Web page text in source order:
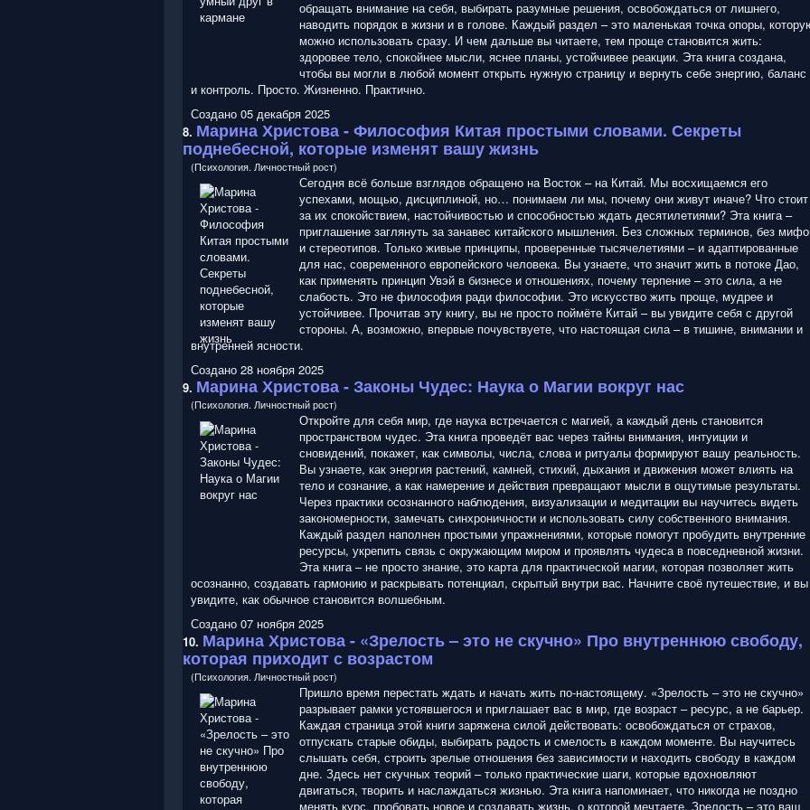
обращать внимание на себя, выбирать разумные решения, освобождаться от лишнего,
наводить порядок в жизни и в голове. Каждый раздел – это маленькая точка опоры,
можно использовать сразу. И чем дальше вы читаете, тем проще становится жить:
здоровее тело, спокойнее мысли, яснее планы, устойчивее реакции. Эта книга создана,
чтобы вы могли в любой момент открыть нужную страницу и вернуть себе энергию, баланс
и контроль. Просто. Жизненно. Практично.
Создано 05 декабря 2025
8. Марина Христова- Философия Китая простыми словами. Секреты
поднебесной, которые изменят вашу жизнь
(Психология. Личностный рост)
Сегодня всё больше взглядов обращено на Восток – на Китай. Мы восхищаемся его
успехами, мощью, дисциплиной, но… понимаем ли мы, почему они живут иначе? Что стоит
за их спокойствием, настойчивостью и способностью ждать десятилетиями? Эта книга –
приглашение заглянуть за занавес китайского мышления. Без сложных терминов, без
и стереотипов. Только живые принципы, проверенные тысячелетиями – и адаптированные
для нас, современного европейского человека. Вы узнаете, что значит жить в потоке Дао,
как применять принцип Увэй в бизнесе и отношениях, почему терпение – это сила, а не
слабость. Это не философия ради философии. Это искусство жить проще, мудрее и
устойчивее. Прочитав эту книгу, вы не просто поймёте Китай – вы увидите себя с другой
стороны. А, возможно, впервые почувствуете, что настоящая сила – в тишине, внимании и
внутренней ясности.
Создано 28 ноября 2025
9. Марина Христова- Законы Чудес: Наука о Магии вокруг нас
(Психология. Личностный рост)
Откройте для себя мир, где наука встречается с магией, а каждый день становится
пространством чудес. Эта книга проведёт вас через тайны внимания, интуиции и
сновидений, покажет, как символы, числа, слова и ритуалы формируют вашу реальность.
Вы узнаете, как энергия растений, камней, стихий, дыхания и движения может влиять на
тело и сознание, а как намерение и действия превращают мысли в ощутимые результаты.
Через практики осознанного наблюдения, визуализации и медитации вы научитесь видеть
закономерности, замечать синхроничности и использовать силу собственного внимания.
Каждый раздел наполнен простыми упражнениями, которые помогут пробудить внутренние
ресурсы, укрепить связь с окружающим миром и проявлять чудеса в повседневной жизни.
Эта книга – не просто знание, это карта для практической магии, которая позволяет жить
осознанно, создавать гармонию и раскрывать потенциал, скрытый внутри вас. Начните своё путешествие, и вы
увидите, как обычное становится волшебным.
Создано 07 ноября 2025
10. Марина Христова- «Зрелость – это не скучно» Про внутреннюю свободу,
которая приходит с возрастом
(Психология. Личностный рост)
Пришло время перестать ждать и начать жить по-настоящему. «Зрелость – это не скучно»
разрывает рамки устоявшегося и приглашает вас в мир, где возраст – ресурс, а не барьер.
Каждая страница этой книги заряжена силой действовать: освобождаться от страхов,
отпускать старые обиды, выбирать радость и смелость в каждом моменте. Вы научитесь
слышать себя, строить зрелые отношения без зависимости и находить свободу в каждом
дне. Здесь нет скучных теорий – только практические шаги, которые вдохновляют
двигаться, творить и наслаждаться жизнью. Эта книга напоминает, что никогда не поздно
менять курс, пробовать новое и создавать жизнь, о которой мечтаете. Зрелость – это ваш